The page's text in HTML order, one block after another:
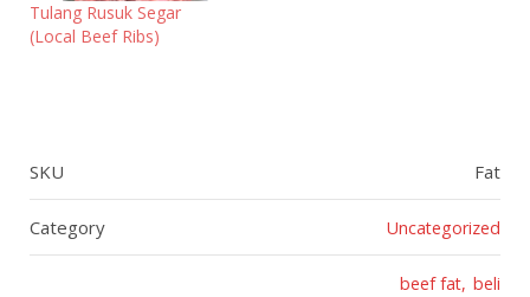
Tulang Rusuk Segar
(Local Beef Ribs)
SKU Fat
Category Uncategorized
beef fat beli